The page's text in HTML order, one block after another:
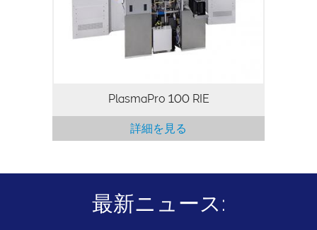
クおよびカセット方式オプションにより、
プロセスの再現性を向上させる制御環境を
提供します。
PlasmaPro 100 RIE
詳細を見る
最新ニュース: